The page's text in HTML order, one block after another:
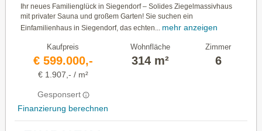
Ihr neues Familienglück in Siegendorf – Solides Ziegelmassivhaus
mit privater Sauna und großem Garten! Sie suchen ein
Einfamilienhaus in Siegendorf, das echten... mehr anzeigen
Kaufpreis
€ 599.000,-
€ 1.907,- / m²
Gesponsert
Finanzierung berechnen
Wohnfläche
314 m²
Zimmer
6